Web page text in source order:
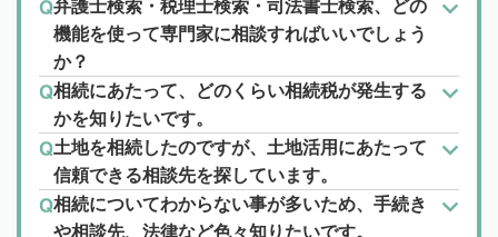
弁護士検索・税理士検索・司法書士検索、どの
機能を使って専門家に相談すればいいでしょう
か？
相続にあたって、どのくらい相続税が発生する
かを知りたいです。
土地を相続したのですが、土地活用にあたって
信頼できる相談先を探しています。
相続についてわからない事が多いため、手続き
や相談先、法律など色々知りたいです。